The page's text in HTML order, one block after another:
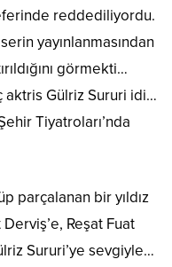
reddediliyordu.
yayınlanmasından
görmekti…
aktris Gülriz Sururi idi…
Tiyatroları’nda
parçalanan bir yıldız
Reşat Fuat
Sururi’ye sevgiyle…